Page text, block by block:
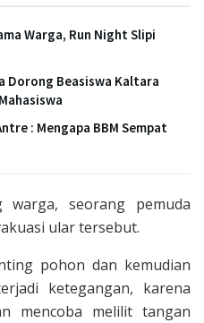
Warga, Run Night Slipi
Dorong Beasiswa Kaltara
: Mengapa BBM Sempat
warga, seorang pemuda
ular tersebut.
pohon dan kemudian
ketegangan, karena
mencoba melilit tangan